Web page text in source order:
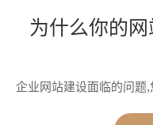
为什么你的
企业网站建设面临的问题,